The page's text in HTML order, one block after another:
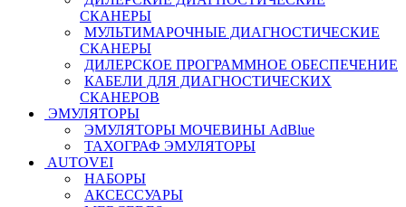
СКАНЕРЫ
МУЛЬТИМАРОЧНЫЕ ДИАГНОСТИЧЕСКИЕ
СКАНЕРЫ
ДИЛЕРСКОЕ ПРОГРАММНОЕ ОБЕСПЕЧЕНИЕ
КАБЕЛИ ДЛЯ ДИАГНОСТИЧЕСКИХ
СКАНЕРОВ
ЭМУЛЯТОРЫ
ЭМУЛЯТОРЫ МОЧЕВИНЫ АdBlue
ТАХОГРАФ ЭМУЛЯТОРЫ
AUTOVEI
НАБОРЫ
АКСЕССУАРЫ